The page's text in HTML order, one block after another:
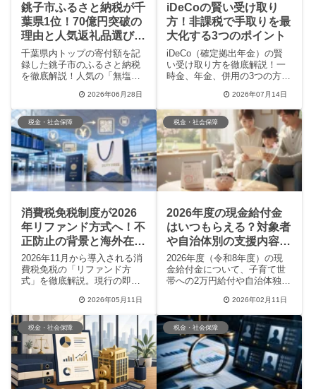
銚子市ふるさと納税が千
葉県1位！70億円突破の
理由と人気返礼品選びの
コツ
千葉県内トップの寄付額を記
録した銚子市のふるさと納税
を徹底解説！人気の「無塩サ
コスパ最強の返礼品の口コミ
評判から、銚子電鉄の支援と
いった寄付金の使い道まで紹
介します。おいしくお得に地
域を応援したい方へ、失敗し
ない返礼品の選び方と魅力を
わかりやすくお届けします。
2026年06月28日
iDeCoの賢い受け取り
方！非課税で手取りを最
大化する3つのポイント
iDeCo（確定拠出年金）の賢
い受け取り方を徹底解説！一
時金、年金、併用の3つの方法
大化するコツや、退職金と重
複した際の大損リスクを避け
るスケジュールまで紹介しま
す。大切な老後資金を守るた
めの必読ガイド。
2026年07月14日
税金・社会保障
消費税免税制度が2026
年リファンド方式へ！不
正防止の背景と海外在住
者の注意点
2026年11月から導入される消
費税免税の「リファンド方
式」を徹底解説。現行の即時
る背景には、深刻な不正転売
問題があります。海外在住日
本人が免税を受けるための新
条件や、旅行者の利便性への
影響など、最新の変更点を分
かりやすくまとめました。
2026年05月11日
税金・社会保障
2026年度の現金給付金
はいつもらえる？対象者
や自治体別の支援内容を
徹底解説
2026年度（令和8年度）の現
金給付金について、子育て世
帯への2万円給付や自治体独自
説。対象者は誰か、支給時期
はいつか、申請は必要かな
ど、受け取り損ねを防ぐため
の最新情報をまとめていま
す。SNSの反応やATM受取な
どの便利な新制度についても
紹介。賢く家計をサポートし
ましょう。
2026年02月11日
税金・社会保障 税金・社会保障